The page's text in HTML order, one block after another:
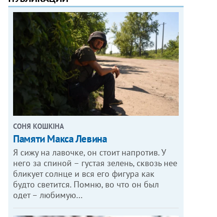
СОНЯ КОШКІНА
Памяти Макса Левина
Я сижу на лавочке, он стоит напротив. У
него за спиной – густая зелень, сквозь нее
бликует солнце и вся его фигура как
будто светится. Помню, во что он был
одет – любимую…